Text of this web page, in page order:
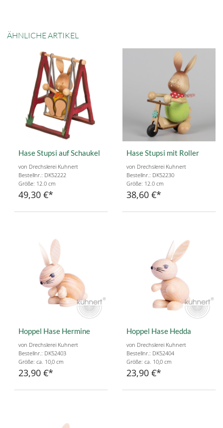
ÄHNLICHE ARTIKEL
Hase Stupsi auf Schaukel
von Drechslerei Kuhnert
Bestellnr.: DK52222
Größe: 12.0 cm
49,30 €
Hase Stupsi mit Roller
von Drechslerei Kuhnert
Bestellnr.: DK52230
Größe: 12.0 cm
38,60 €
Hoppel Hase Hermine
von Drechslerei Kuhnert
Bestellnr.: DK52403
Größe: ca. 10,0 cm
23,90 €
Hoppel Hase Hedda
von Drechslerei Kuhnert
Bestellnr.: DK52404
Größe: ca. 10,0 cm
23,90 €